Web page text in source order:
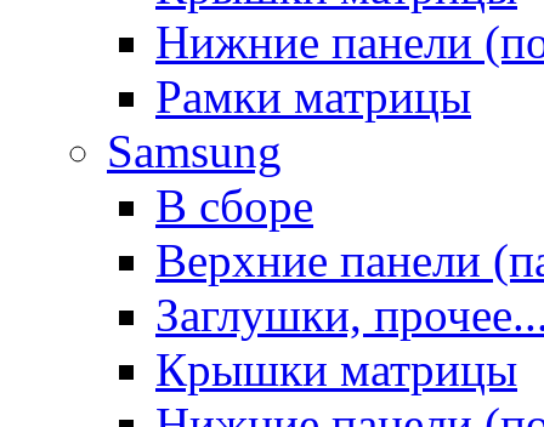
Нижние панели
Рамки матрицы
Samsung
В сборе
Верхние панели
Заглушки,
Крышки матрицы